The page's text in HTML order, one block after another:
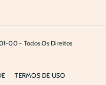
00 - Todos Os Direitos
TERMOS DE USO